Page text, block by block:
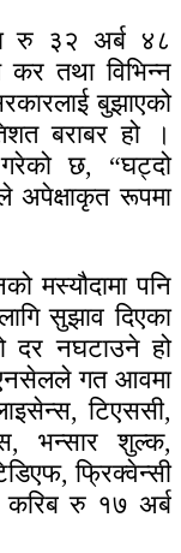
रु ३२ अर्ब ४८
तथा विभिन्न
बुझाएको
बराबर हो ।
छ, “घट्दो
अपेक्षाकृत रूपमा
मस्यौदामा पनि
सुझाव दिएका
दर नघटाउने हो
गत आवमा
टिएससी,
भन्सार शुल्क,
फ्रिक्वेन्सी
करिब रु १७ अर्ब